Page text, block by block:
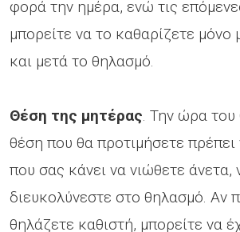
φορά την ημέρα, ενώ τις
μπορείτε να το καθαρίζετε μόνο
και μετά το θηλασμό.
Θέση της μητέρας. Την ώρα του
θέση που θα προτιμήσετε πρέπει
που σας κάνει να νιώθετε άνετα,
διευκολύνεστε στο θηλασμό. Αν
θηλάζετε καθιστή, μπορείτε να